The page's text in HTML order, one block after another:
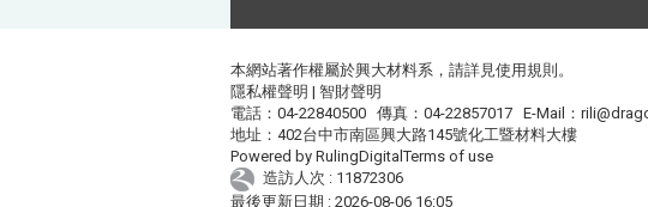
本網站著作權屬於興大材料系，請詳見 使用規則 。
隱私權聲明 | 智財聲明
電話：04-22840500 傳真：04-22857017 E-Mail：
地址：402台中市南區興大路145號化工暨材料大樓
Powered by RulingDigitalTerms of use
造訪人次 : 11872306
最後更新日期 : 2026-08-06 16:05